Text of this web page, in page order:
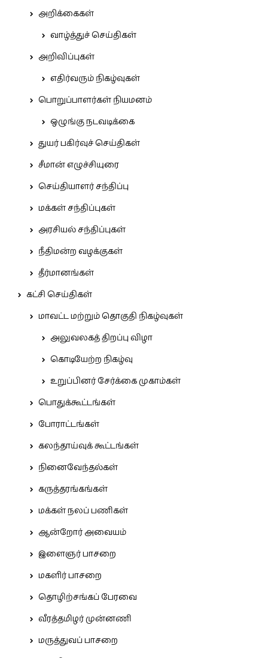
அறிக்கைகள்
வாழ்த்துச் செய்திகள்
அறிவிப்புகள்
எதிர்வரும் நிகழ்வுகள்
பொறுப்பாளர்கள் நியமனம்
ஒழுங்கு நடவடிக்கை
துயர் பகிர்வுச் செய்திகள்
சீமான் எழுச்சியுரை
செய்தியாளர் சந்திப்பு
மக்கள் சந்திப்புகள்
அரசியல் சந்திப்புகள்
நீதிமன்ற வழக்குகள்
தீர்மானங்கள்
கட்சி செய்திகள்
மாவட்ட மற்றும் தொகுதி நிகழ்வுகள்
அலுவலகத் திறப்பு விழா
கொடியேற்ற நிகழ்வு
உறுப்பினர் சேர்க்கை முகாம்கள்
பொதுக்கூட்டங்கள்
போராட்டங்கள்
கலந்தாய்வுக் கூட்டங்கள்
நினைவேந்தல்கள்
கருத்தரங்கங்கள்
மக்கள் நலப் பணிகள்
ஆன்றோர் அவையம்
இளைஞர் பாசறை
மகளிர் பாசறை
தொழிற்சங்கப் பேரவை
வீரத்தமிழர் முன்னணி
மருத்துவப் பாசறை